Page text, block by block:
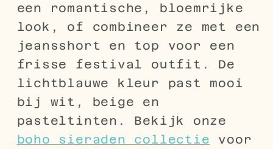
een romantische, bloemrijke
look, of combineer ze met een
jeansshort en top voor een
frisse festival outfit. De
lichtblauwe kleur past mooi
bij wit, beige en
pasteltinten. Bekijk onze
boho sieraden collectie voor